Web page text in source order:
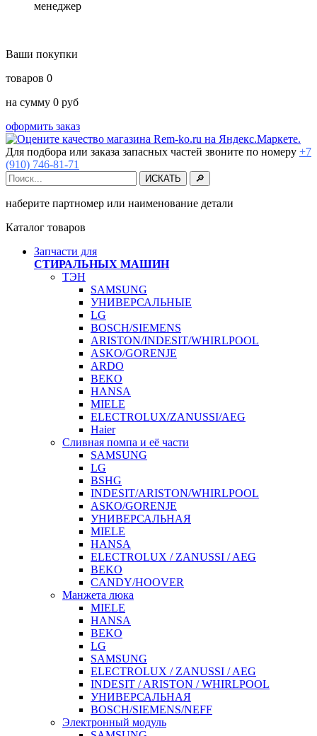
менеджер
Ваши покупки
товаров 0
на сумму 0 руб
оформить заказ
Для подбора или заказа запасных частей звоните по номеру +7
(910) 746-81-71
наберите партномер или наименование детали
Каталог товаров
Запчасти для
СТИРАЛЬНЫХ МАШИН
ТЭН
SAMSUNG
УНИВЕРСАЛЬНЫЕ
LG
BOSCH/SIEMENS
ARISTON/INDESIT/WHIRLPOOL
ASKO/GORENJE
ARDO
BEKO
HANSA
MIELE
ELECTROLUX/ZANUSSI/AEG
Haier
Сливная помпа и её части
SAMSUNG
LG
BSHG
INDESIT/ARISTON/WHIRLPOOL
ASKO/GORENJE
УНИВЕРСАЛЬНАЯ
MIELE
HANSA
ELECTROLUX / ZANUSSI / AEG
BEKO
CANDY/HOOVER
Манжета люка
MIELE
HANSA
BEKO
LG
SAMSUNG
ELECTROLUX / ZANUSSI / AEG
INDESIT / ARISTON / WHIRLPOOL
УНИВЕРСАЛЬНАЯ
BOSCH/SIEMENS/NEFF
Электронный модуль